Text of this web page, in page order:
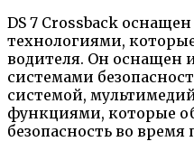
DS 7 Crossback
технологиями,
водителя. Он
системами
системой,
функциями, которые
безопасность во время